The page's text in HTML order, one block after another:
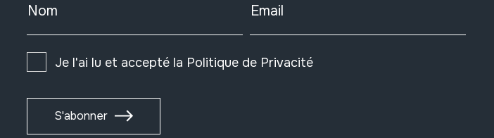
Nom Email
Je l'ai lu et accepté la Politique de Privacité
S'abonner